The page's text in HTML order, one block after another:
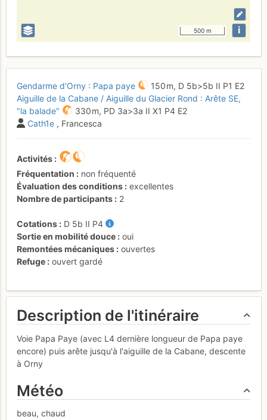
500 m i
Gendarme d'Orny : Papa paye 150 m, D 5b>5b II P1 E2
Aiguille de la Cabane / Aiguille du Glacier Rond : Arête SE,
"la balade"
330 m, PD 3a>3a II X1 P4 E2
Cath1e , Francesca
Activités
Fréquentation
non fréquenté
Évaluation des conditions
excellentes
Nombre de participants
2
Cotations D 5b II P4
Sortie en mobilité douce
oui
Remontées mécaniques
ouvertes
Refuge
ouvert gardé
Description de l'itinéraire
Voie Papa Paye (avec L4 dernière longueur de Papa paye
encore) puis arête jusqu'à l'aiguille de la Cabane, descente
à Orny
Météo
beau, chaud